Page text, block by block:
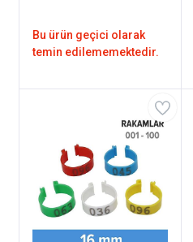
Bu ürün geçici olarak
temin edilememektedir.